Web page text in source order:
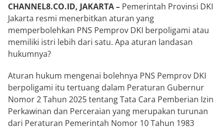
CHANNEL8.CO.ID, JAKARTA – Pemerintah Provinsi DKI
Jakarta resmi menerbitkan aturan yang
memperbolehkan PNS Pemprov DKI berpoligami atau
memiliki istri lebih dari satu. Apa aturan landasan
hukumnya?
Aturan hukum mengenai bolehnya PNS Pemprov DKI
berpoligami itu tertuang dalam Peraturan Gubernur
Nomor 2 Tahun 2025 tentang Tata Cara Pemberian Izin
Perkawinan dan Perceraian yang merupakan turunan
dari Peraturan Pemerintah Nomor 10 Tahun 1983